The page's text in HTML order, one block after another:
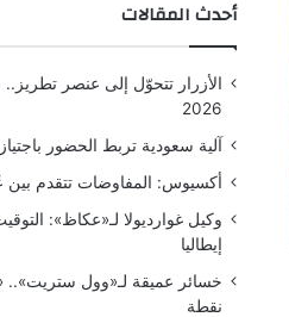
أحدث المقالات
الأزرار تتحوّل إلى عنصر
2026
آلية سعودية تربط الحضور
أكسيوس: المفاوضات تتقدم بين
وكيل غوارديولا لـ«عكاظ»:
إيطاليا
نقطة